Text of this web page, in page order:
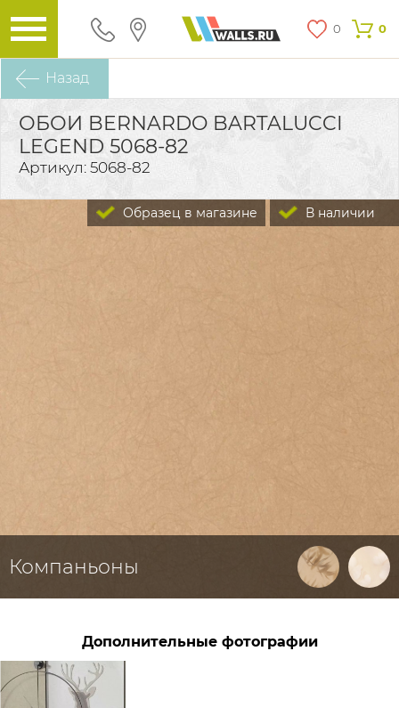
0 0
Назад
ОБОИ BERNARDO BARTALUCCI
LEGEND 5068-82
Артикул: 5068-82
В наличии
Образец в магазине
Компаньоны
Дополнительные фотографии